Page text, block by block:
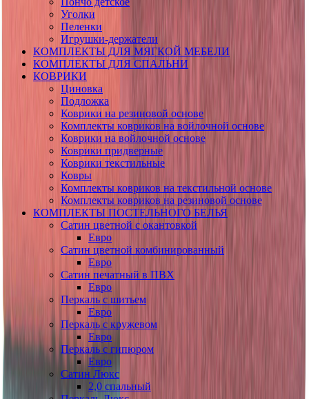
Уголки
Пеленки
Игрушки-держатели
КОМПЛЕКТЫ ДЛЯ МЯГКОЙ МЕБЕЛИ
КОМПЛЕКТЫ ДЛЯ СПАЛЬНИ
КОВРИКИ
Циновка
Подложка
Коврики на резиновой основе
Комплекты ковриков на войлочной основе
Коврики на войлочной основе
Коврики придверные
Коврики текстильные
Ковры
Комплекты ковриков на текстильной основе
Комплекты ковриков на резиновой основе
КОМПЛЕКТЫ ПОСТЕЛЬНОГО БЕЛЬЯ
Сатин цветной с окантовкой
Евро
Сатин цветной комбинированный
Евро
Сатин печатный в ПВХ
Евро
Перкаль с шитьем
Евро
Перкаль с кружевом
Евро
Перкаль с гипюром
Евро
Сатин Люкс
2,0 спальный